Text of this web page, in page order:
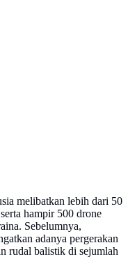
melibatkan lebih dari 50
hampir 500 drone
Sebelumnya,
adanya pergerakan
rudal balistik di sejumlah